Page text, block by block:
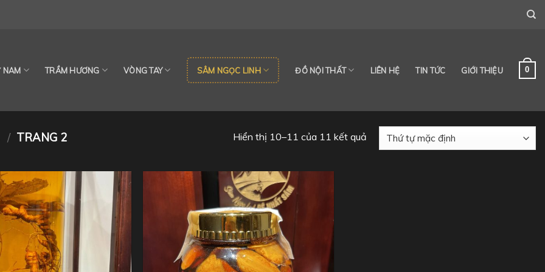
NAM TRẦM HƯƠNG VÒNG TAY SÂM NGỌC LINH ĐỒ NỘI THẤT LIÊN HỆ TIN TỨC GIỚI THIỆU 0
/ TRANG 2 Hiển thị 10–11 của 11 kết quả